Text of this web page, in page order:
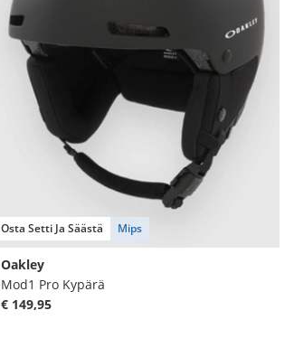
Osta Setti Ja Säästä Mips
Oakley
Mod1 Pro Kypärä
€ 149,95